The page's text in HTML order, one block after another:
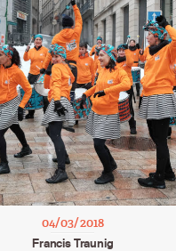
04/03/2018
Francis Traunig